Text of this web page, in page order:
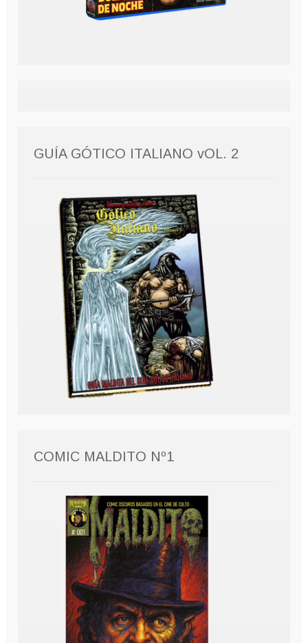
GUÍA GÓTICO ITALIANO vOL. 2
COMIC MALDITO Nº1